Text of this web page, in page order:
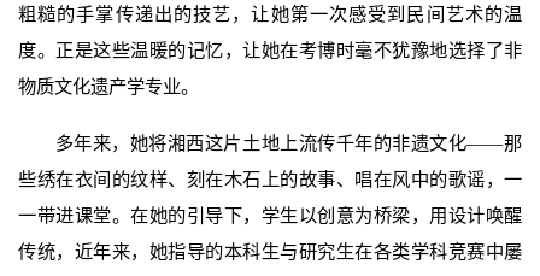
粗糙的手掌传递出的技艺，让她第一次感受到民间艺术的温
度。正是这些温暖的记忆，让她在考博时毫不犹豫地选择了非
物质文化遗产学专业。
多年来，她将湘西这片土地上流传千年的非遗文化——那
些绣在衣间的纹样、刻在木石上的故事、唱在风中的歌谣，一
一带进课堂。在她的引导下，学生以创意为桥梁，用设计唤醒
传统，近年来，她指导的本科生与研究生在各类学科竞赛中屡